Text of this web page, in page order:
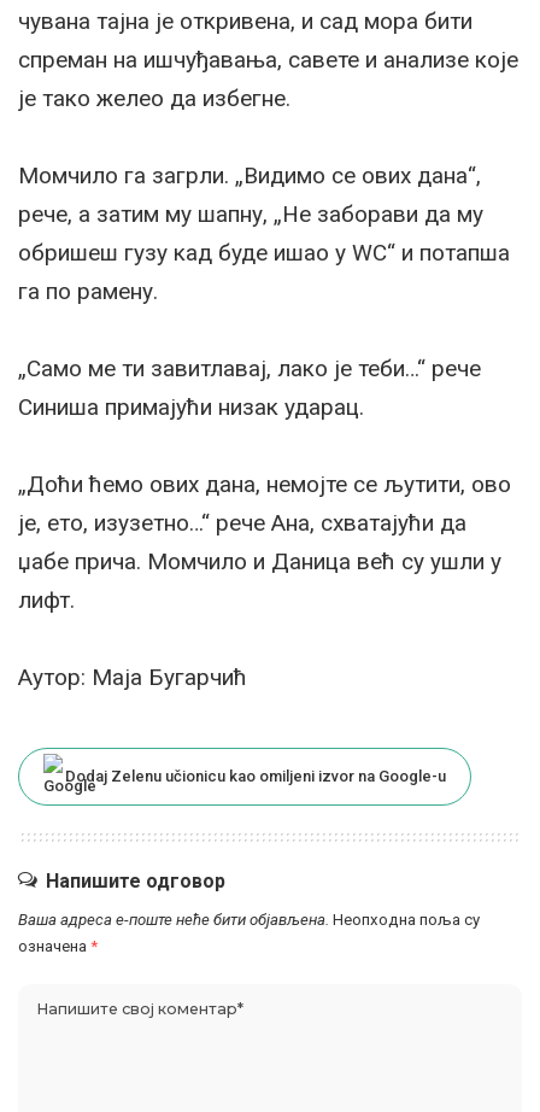
чувана тајна је откривена, и сад мора бити
спреман на ишчуђавања, савете и анализе које
је тако желео да избегне.
Момчило га загрли. „Видимо се ових дана“,
рече, а затим му шапну, „Не заборави да му
обришеш гузу кад буде ишао у WC“ и потапша
га по рамену.
„Само ме ти завитлавај, лако је теби…“ рече
Синиша примајући низак ударац.
„Доћи ћемо ових дана, немојте се љутити, ово
је, ето, изузетно…“ рече Ана, схватајући да
џабе прича. Момчило и Даница већ су ушли у
лифт.
Аутор: Маја Бугарчић
Dodaj Zelenu učionicu kao omiljeni izvor na Google-u
Напишите одговор
Ваша адреса е-поште неће бити објављена. Неопходна поља су
означена *